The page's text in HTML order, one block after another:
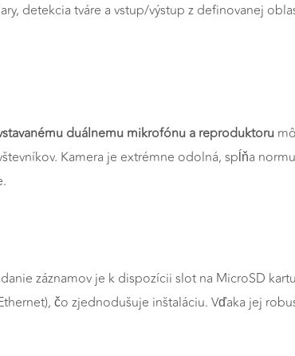
detekcia tváre a vstup/výstup z definovanej
duálnemu mikrofónu a reproduktoru
Kamera je extrémne odolná, spĺňa normu
záznamov je k dispozícii slot na MicroSD
čo zjednodušuje inštaláciu. Vďaka jej